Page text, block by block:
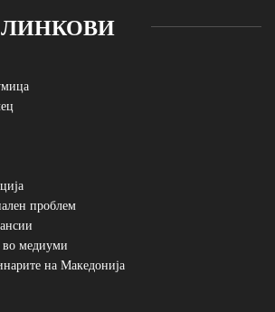
проблем
во медиуми
на Македонија